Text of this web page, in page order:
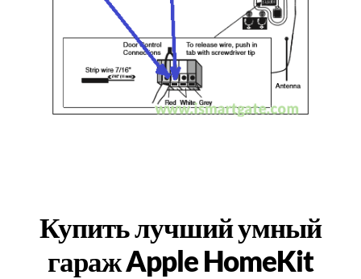
Купить лучший умный
гараж Apple HomeKit